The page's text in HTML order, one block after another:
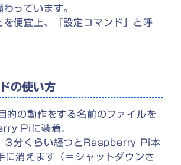
っています。
を便宜上、「設定コマンド」と呼
の使い方
的の動作をする名前のファイルを
Piに装着。
３分くらい経つとRaspberry Pi本
に消えます（＝シャットダウンさ